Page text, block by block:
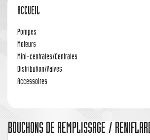
ACCUEIL
Pompes
Moteurs
Mini-centrales/Centrales
Distribution/Valves
Accessoires
BOUCHONS DE REMPLISSAGE /